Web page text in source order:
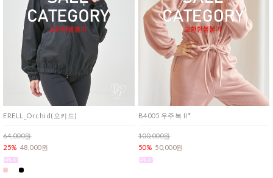
ERELL_Orchid(오키드)
64,000원
25% 48,000원
B4005 우주복 II*
100,000원
50% 50,000원